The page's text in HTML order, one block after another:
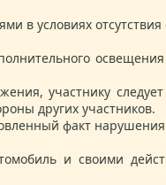
в условиях
участнику
других участников.
факт
и своими